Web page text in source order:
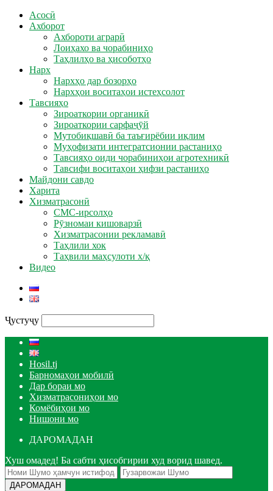
Асосӣ
Ахборот
Ахбороти аграрӣ
Лоиҳахо ва чорабиниҳо
Таҳлилҳо ва ҳисоботҳо
Нарх
Нархҳо дар бозорҳо
Нархҳои воситаҳои истеҳсолот
Тавсияҳо
Зироаткории органикӣ
Зироаткории сарфаҷӯй
Мутобиқшавӣ ба таъғирёбии иқлим
Муҳофизати интегратсионии растаниҳо
Тавсияҳо оиди чорабиниҳои агротехникӣ
Тавсифи воситаҳои ҳифзи растаниҳо
Майдони савдо
Харита
Хизматрасонӣ
СМС-ирсолҳо
Рӯзномаи кишоварзӣ
Хизматрасонии рекламавӣ
Таҳлили хок
Таҳвили маҳсулоти х/қ
Видео
Ҷустуҷу
Hosil.tj
Барномаҳои мобилӣ
Дар бораи мо
Хизматрасониҳои мо
Комёбиҳои мо
Нишони мо
ДАРОМАДАН
Хуш омадед! Ба сабти ҳисобгирии худ ворид шавед.